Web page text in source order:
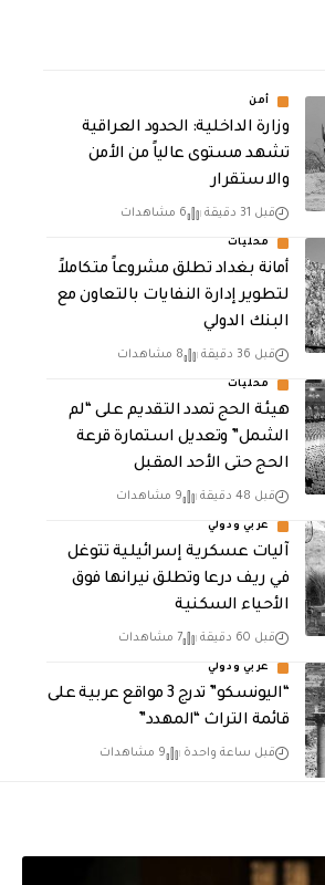
أمن
وزارة الداخلية: الحدود العراقية
تشهد مستوى عالياً من الأمن
والاستقرار
قبل 31 دقيقة 6 مشاهدات
محليات
أمانة بغداد تطلق مشروعاً متكاملاً
لتطوير إدارة النفايات بالتعاون مع
البنك الدولي
قبل 36 دقيقة 8 مشاهدات
محليات
هيئة الحج تمدد التقديم على “لم
الشمل” وتعديل استمارة قرعة
الحج حتى الأحد المقبل
قبل 48 دقيقة 9 مشاهدات
عربي ودولي
آليات عسكرية إسرائيلية تتوغل
في ريف درعا وتطلق نيرانها فوق
الأحياء السكنية
قبل 60 دقيقة 7 مشاهدات
عربي ودولي
“اليونسكو” تدرج 3 مواقع عربية على
قائمة التراث “المهدد”
قبل ساعة واحدة 9 مشاهدات